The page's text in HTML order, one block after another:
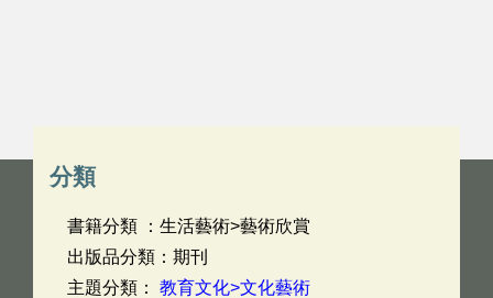
分類
書籍分類 ：生活藝術>藝術欣賞
出版品分類：期刊
主題分類： 教育文化>文化藝術